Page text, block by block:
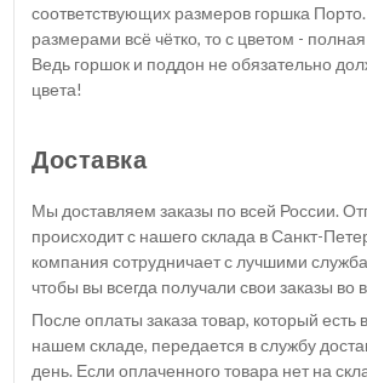
соответствующих размеров горшка
размерами всё чётко, то с цветом -
Ведь горшок и поддон не обязательно
цвета!
Доставка
Мы доставляем заказы по всей России.
происходит с нашего склада в Санкт-
компания сотрудничает с лучшими
чтобы вы всегда получали свои заказы во
После оплаты заказа товар, который есть
нашем складе, передается в службу
день. Если оплаченного товара нет на